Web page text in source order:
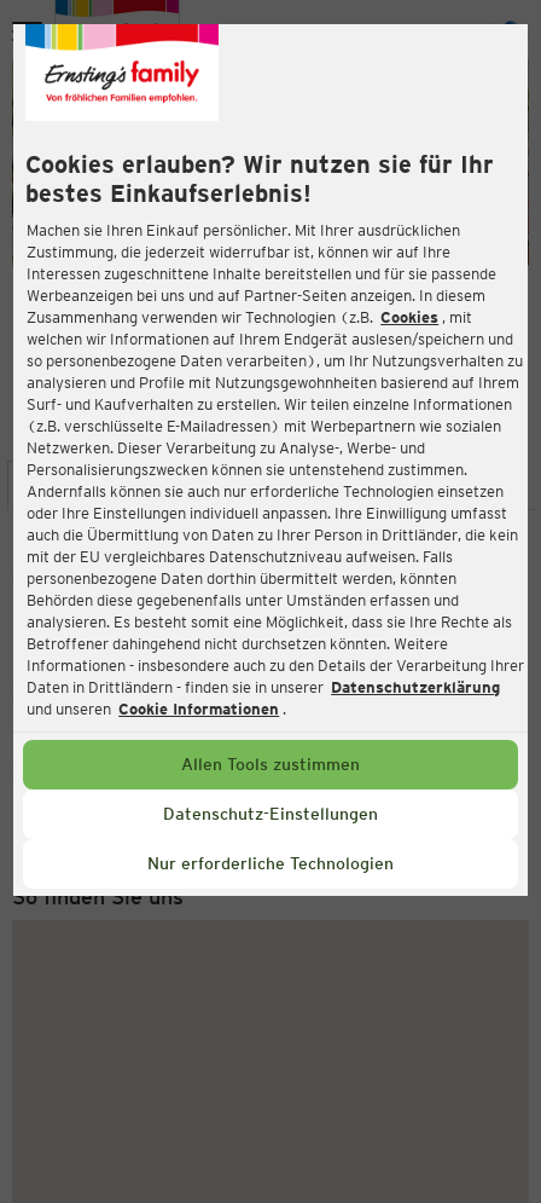
Cookies erlauben? Wir nutzen sie für Ihr
bestes Einkaufserlebnis!
Machen sie Ihren Einkauf persönlicher. Mit Ihrer ausdrücklichen
Zustimmung, die jederzeit widerrufbar ist, können wir auf Ihre
Interessen zugeschnittene Inhalte bereitstellen und für sie passende
Werbeanzeigen bei uns und auf Partner-Seiten anzeigen. In diesem
Zusammenhang verwenden wir Technologien (z.B. Cookies , mit
welchen wir Informationen auf Ihrem Endgerät auslesen/speichern und
so personenbezogene Daten verarbeiten), um Ihr Nutzungsverhalten zu
analysieren und Profile mit Nutzungsgewohnheiten basierend auf Ihrem
Surf- und Kaufverhalten zu erstellen. Wir teilen einzelne Informationen
(z.B. verschlüsselte E-Mailadressen) mit Werbepartnern wie sozialen
Netzwerken. Dieser Verarbeitung zu Analyse-, Werbe- und
Personalisierungszwecken können sie untenstehend zustimmen.
Andernfalls können sie auch nur erforderliche Technologien einsetzen
oder Ihre Einstellungen individuell anpassen. Ihre Einwilligung umfasst
auch die Übermittlung von Daten zu Ihrer Person in Drittländer, die kein
mit der EU vergleichbares Datenschutzniveau aufweisen. Falls
personenbezogene Daten dorthin übermittelt werden, könnten
Behörden diese gegebenenfalls unter Umständen erfassen und
analysieren. Es besteht somit eine Möglichkeit, dass sie Ihre Rechte als
Betroffener dahingehend nicht durchsetzen könnten. Weitere
Informationen - insbesondere auch zu den Details der Verarbeitung Ihrer
Daten in Drittländern - finden sie in unserer Datenschutzerklärung
und unseren Cookie Informationen .
Allen Tools zustimmen
Datenschutz-Einstellungen
Nur erforderliche Technologien
Menü
ERNSTING'S FAMILY FILIALE
Ringstraße 140
18528 Bergen auf Rügen
4,1
Bewertung:
STANDORT SERVICES SORTIMENT AKTIONEN
Ernsting's family
Ringstraße 140, 18528 Bergen auf Rügen
Aktuell:
Geschlossen
Service Hotline
+49 (0) 2546 / 98 999 98
So finden Sie uns